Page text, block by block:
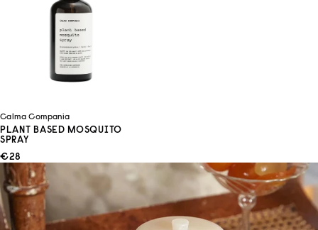
Calma Compania
PLANT BASED MOSQUITO
SPRAY
ANGEBOT
€28